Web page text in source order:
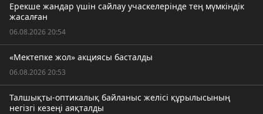
Ерекше жандар үшін сайлау учаскелерінде тең мүмкіндік
жасалған
06.08.2026 20:54
«Мектепке жол» акциясы басталды
06.08.2026 20:53
Талшықты-оптикалық байланыс желісі құрылысының
негізгі кезеңі аяқталды